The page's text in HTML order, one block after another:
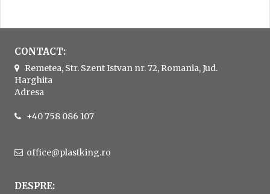
CONTACT:
Remetea, Str. Szent Istvan nr. 72, Romania, Jud.
Harghita
Adresa
+40 758 086 107
office@plastking.ro
DESPRE: